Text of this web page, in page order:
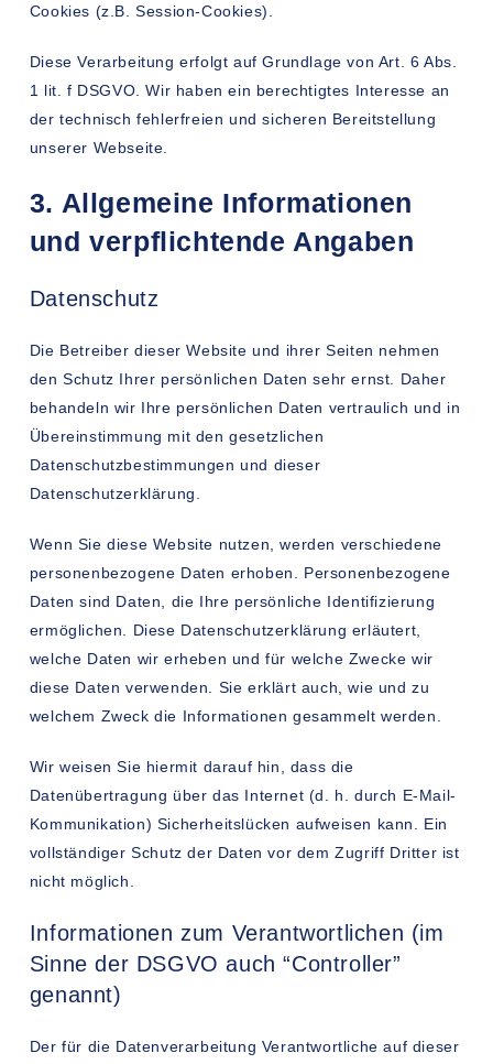
Cookies (z.B. Session-Cookies).
Diese Verarbeitung erfolgt auf Grundlage von Art. 6 Abs.
1 lit. f DSGVO. Wir haben ein berechtigtes Interesse an
der technisch fehlerfreien und sicheren Bereitstellung
unserer Webseite.
3. Allgemeine Informationen
und verpflichtende Angaben
Datenschutz
Die Betreiber dieser Website und ihrer Seiten nehmen
den Schutz Ihrer persönlichen Daten sehr ernst. Daher
behandeln wir Ihre persönlichen Daten vertraulich und in
Übereinstimmung mit den gesetzlichen
Datenschutzbestimmungen und dieser
Datenschutzerklärung.
Wenn Sie diese Website nutzen, werden verschiedene
personenbezogene Daten erhoben. Personenbezogene
Daten sind Daten, die Ihre persönliche Identifizierung
ermöglichen. Diese Datenschutzerklärung erläutert,
welche Daten wir erheben und für welche Zwecke wir
diese Daten verwenden. Sie erklärt auch, wie und zu
welchem Zweck die Informationen gesammelt werden.
Wir weisen Sie hiermit darauf hin, dass die
Datenübertragung über das Internet (d. h. durch E-Mail-
Kommunikation) Sicherheitslücken aufweisen kann. Ein
vollständiger Schutz der Daten vor dem Zugriff Dritter ist
nicht möglich.
Informationen zum Verantwortlichen (im
Sinne der DSGVO auch “Controller”
genannt)
Der für die Datenverarbeitung Verantwortliche auf dieser